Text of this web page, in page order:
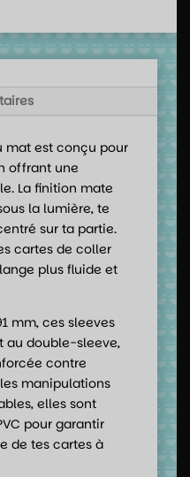
mat est conçu pour
offrant une
La finition mate
la lumière, te
sur ta partie.
cartes de coller
plus fluide et
mm, ces sleeves
au double-sleeve,
contre
manipulations
elles sont
pour garantir
de tes cartes à